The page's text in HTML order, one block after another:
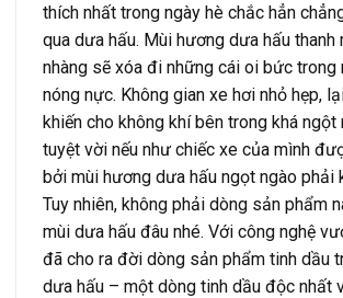
thích nhất trong ngày hè chắc hẳn
qua dưa hấu. Mùi hương dưa hấu thanh
nhàng sẽ xóa đi những cái oi bức trong
nóng nực. Không gian xe hơi nhỏ hẹp,
khiến cho không khí bên trong khá ngột
tuyệt vời nếu như chiếc xe của mình
bởi mùi hương dưa hấu ngọt ngào phải
Tuy nhiên, không phải dòng sản phẩm
mùi dưa hấu đâu nhé. Với công nghệ
đã cho ra đời dòng sản phẩm tinh dầu
dưa hấu – một dòng tinh dầu độc nhất